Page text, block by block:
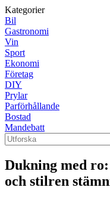
Kategorier
Bil
Gastronomi
Vin
Sport
Ekonomi
Företag
DIY
Prylar
Parförhållande
Bostad
Mandebatt
Dukning med ro:
och stilren